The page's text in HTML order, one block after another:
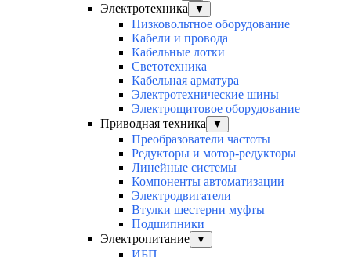
Электротехника ▼
Низковольтное оборудование
Кабели и провода
Кабельные лотки
Светотехника
Кабельная арматура
Электротехнические шины
Электрощитовое оборудование
Приводная техника
▼
Преобразователи частоты
Редукторы и мотор-редукторы
Линейные системы
Компоненты автоматизации
Электродвигатели
Втулки шестерни муфты
Подшипники
Электропитание
▼